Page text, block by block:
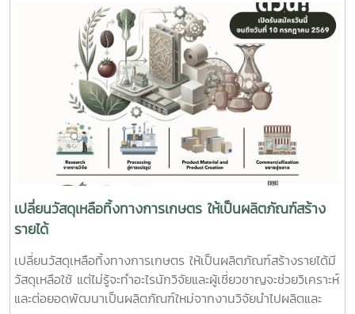
ทางธุรกิจเพื่อ SME" จังหวัดเชียงใหม่ ซึ่งจัดขึ้นภายใต้โครงการ
ส่งเสริมผู้ประกอบการผ่านระบบ BDS โดยสำนักงานส่งเสริม
วิสาหกิจขนาดกลางและขนาดย่อม (สสว.) ภายในงาน ทางทีมงาน
ได้มีโอกาสร่วมขึ้นเวทีแนะนำหน่วยงานในฐานะผู้ให้บริการทางธุรกิจ
(DBDSP) เพื่อประชาสัมพันธ์บริการของอุทยานฯ และในช่วงบ่ายได้
เปิดโต๊ะให้คำปรึกษาอย่างใกล้ชิดในกิจกรรม BDS Clinic เพื่อช่วย
ผู้ประกอบการ SME ในการเตรียมตัวและยื่นข้อเสนอขอรับการ
อุดหนุนการพัฒนาธุรกิจ เรามุ่งมั่นที่จะเป็นฟันเฟืองสำคัญในการ
สนับสนุนและให้บริการบนระบบ BDS เพื่อยกระดับศักยภาพเครือ
ข่ายผู้ประกอบการกว่า 20,000 ราย ให้สามารถเข้าถึงเทคโนโลยี
นวัตกรรม และเติบโตในโลกธุรกิจได้อย่างยั่งยืน! ขอขอบคุณผู้
ประกอบการทุกท่านที่แวะมาเยี่ยมชมบูธและพูดคุยแลกเปลี่ยนกัน
อย่างอบอุ่น แล้วพบกับบริการและกิจกรรมดีๆ จาก MAP ได้ใหม่
ในโอกาสหน้านะครับ #MaejoAgroFoodPark #MAPMaejo
#มหาวิทยาลัยแม่โจ้ #BDSMarketplace #สสว #SME
#SMEเชียงใหม่ #ธุรกิจSME #พัฒนาธุรกิจ #นวัตกรรมอาหาร
เปลี่ยนวัสดุเหลือทิ้งทางการเกษตร ให้เป็นผลิตภัณฑ์สร้าง
รายได้
เปลี่ยนวัสดุเหลือทิ้งทางการเกษตร ให้เป็นผลิตภัณฑ์สร้างรายได้มี
วัสดุเหลือใช้ แต่ไม่รู้จะทำอะไรนักวิจัยและผู้เชี่ยวชาญจะช่วยวิเคราะห์
และต่อยอดพัฒนาเป็นผลิตภัณฑ์ใหม่จากงานวิจัยนำไปผลิตและ
สร้างรายได้ในชุมชนได้จริง เปิดรับสมัคร SMEs , วิสาหกิจชุมชน
21 กรกฎาคม 2569